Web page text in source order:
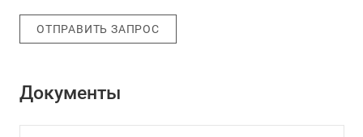
ОТПРАВИТЬ ЗАПРОС
Документы